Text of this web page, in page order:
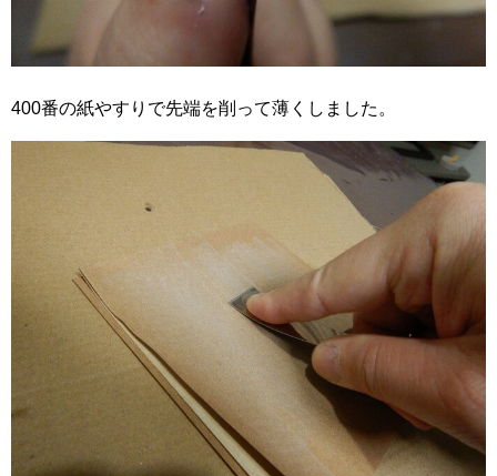
400番の紙やすりで先端を削って薄くしました。